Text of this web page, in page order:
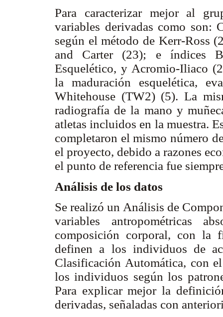
Para caracterizar mejor al
variables derivadas como son:
según el método de Kerr-Ross
and Carter (23); e índices
Esquelético, y Acromio-Iliaco
la maduración esquelética,
Whitehouse (TW2) (5). La
radiografía de la mano y
atletas incluidos en la muestra.
completaron el mismo número
el proyecto, debido a razones
el punto de referencia fue
Análisis de los datos
Se realizó un Análisis de
variables antropométricas
composición corporal, con la
definen a los individuos de
Clasificación Automática, con
los individuos según los
Para explicar mejor la
derivadas, señaladas con